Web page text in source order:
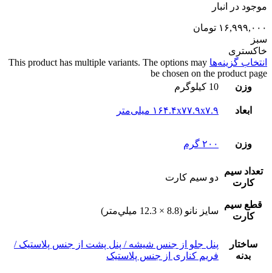
موجود در انبار
۱۶,۹۹۹,۰۰۰ تومان
سبز
خاکستری
انتخاب گزینه‌ها This product has multiple variants. The options may
be chosen on the product page
وزن
10 کیلوگرم
ابعاد ۱۶۴.۴x۷۷.۹x۷.۹ میلی‌متر
وزن ۲۰۰ گرم
تعداد سيم
کارت
دو سيم کارت
قطع سيم
کارت
سايز نانو (8.8 × 12.3 ميلي‌متر)
ساختار
بدنه
پنل جلو از جنس شیشه / پنل پشت از جنس پلاستیک /
فریم کناری از جنس پلاستیک